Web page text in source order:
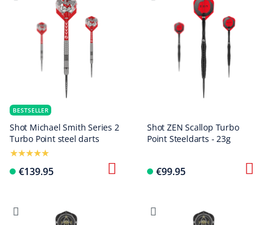
BESTSELLER
Shot Michael Smith Series 2
Turbo Point steel darts
€139.95
Shot ZEN Scallop Turbo
Point Steeldarts - 23g
€99.95